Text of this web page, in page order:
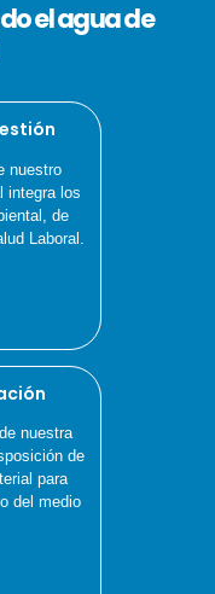
el agua de
nuestro
integra los
de
Laboral.
nuestra
de
para
del medio